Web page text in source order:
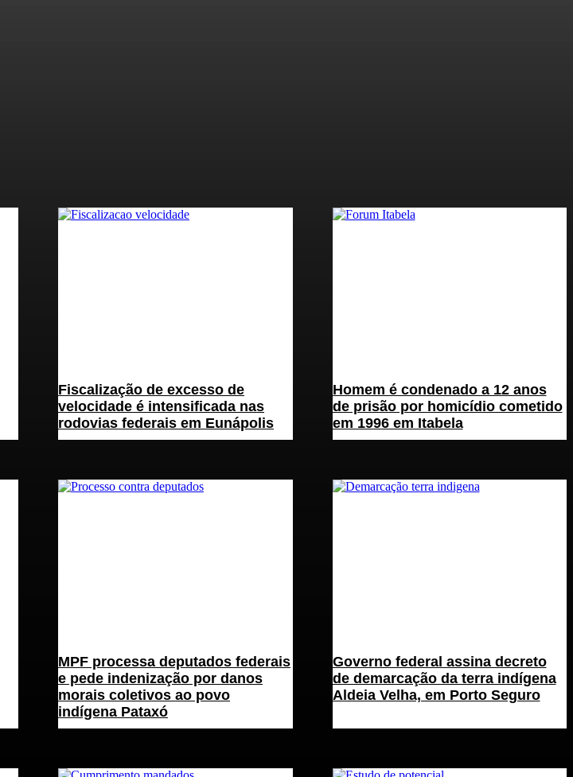
Fiscalização de excesso de
velocidade é intensificada nas
rodovias federais em Eunápolis
Homem é condenado a 12 anos
de prisão por homicídio cometido
em 1996 em Itabela
MPF processa deputados federais
e pede indenização por danos
morais coletivos ao povo
indígena Pataxó
Governo federal assina decreto
de demarcação da terra indígena
Aldeia Velha, em Porto Seguro